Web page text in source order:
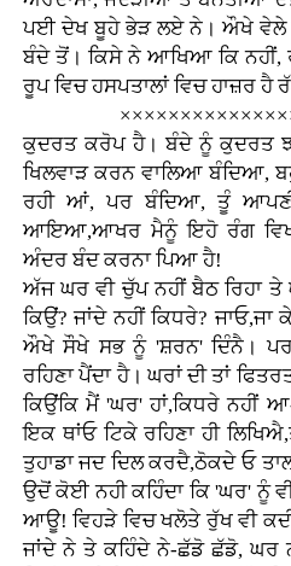
ਪਈ ਦੇਖ ਬੂਹੇ ਭੇੜ ਲਏ ਨੇ। ਔਖੇ ਵੇਲੇ
ਬੰਦੇ ਤੋਂ। ਕਿਸੇ ਨੇ ਆਖਿਆ ਕਿ ਨਹੀਂ,
ਰੂਪ ਵਿਚ ਹਸਪਤਾਲਾਂ ਵਿਚ ਹਾਜ਼ਰ ਹੈ
ਕੁਦਰਤ ਕਰੋਪ ਹੈ। ਬੰਦੇ ਨੂੰ ਕੁਦਰਤ
ਖਿਲਵਾੜ ਕਰਨ ਵਾਲਿਆ ਬੰਦਿਆ,
ਰਹੀ ਆਂ, ਪਰ ਬੰਦਿਆ, ਤੂੰ
ਆਇਆ,ਆਖਰ ਮੈਨੂੰ ਇਹੋ ਰੰਗ
ਅੰਦਰ ਬੰਦ ਕਰਨਾ ਪਿਆ ਹੈ!
ਅੱਜ ਘਰ ਵੀ ਚੁੱਪ ਨਹੀਂ ਬੈਠ ਰਿਹਾ
ਕਿਉਂ? ਜਾਂਦੇ ਨਹੀਂ ਕਿਧਰੇ? ਜਾਓ,ਜਾ
ਔਖੇ ਸੌਖੇ ਸਭ ਨੂੰ 'ਸ਼ਰਨ' ਦਿੰਨੈ।
ਰਹਿਣਾ ਪੈਂਦਾ ਹੈ। ਘਰਾਂ ਦੀ ਤਾਂ
ਕਿਉਂਕਿ ਮੈਂ 'ਘਰ' ਹਾਂ,ਕਿਧਰੇ ਨਹੀਂ
ਇਕ ਥਾਂਓ ਟਿਕੇ ਰਹਿਣਾ ਹੀ
ਤੁਹਾਡਾ ਜਦ ਦਿਲ ਕਰਦੈ,ਠੋਕਦੇ ਓ
ਉਦੋਂ ਕੋਈ ਨਹੀ ਕਹਿੰਦਾ ਕਿ 'ਘਰ' ਨੂੰ
ਆਊ! ਵਿਹੜੇ ਵਿਚ ਖਲੋਤੇ ਰੁੱਖ ਵੀ
ਜਾਂਦੇ ਨੇ ਤੇ ਕਹਿੰਦੇ ਨੇ-ਛੱਡੋ ਛੱਡੋ,